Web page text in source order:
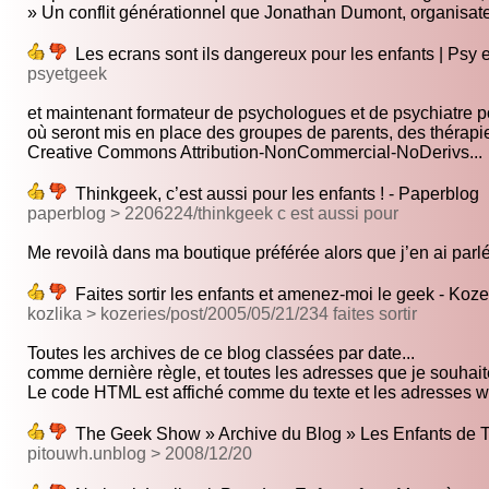
» Un conflit générationnel que Jonathan Dumont,
Les ecrans sont ils dangereux pour les enfants | Psy
psyetgeek
et maintenant formateur de psychologues et de psychiatre
où seront mis en place des groupes de parents, des
Creative Commons Attribution-NonCommercial-NoDerivs...
Thinkgeek, c’est aussi pour les enfants ! - Paperblog
paperblog > 2206224/thinkgeek c est aussi pour
Me revoilà dans ma boutique préférée alors que j’en ai
Faites sortir les enfants et amenez-moi le geek -
kozlika > kozeries/post/2005/05/21/234 faites sortir
Toutes les archives de ce blog classées par date...
comme dernière règle, et toutes les adresses que je
Le code HTML est affiché comme du texte et les adresses
The Geek Show » Archive du Blog » Les Enfants de
pitouwh.unblog > 2008/12/20